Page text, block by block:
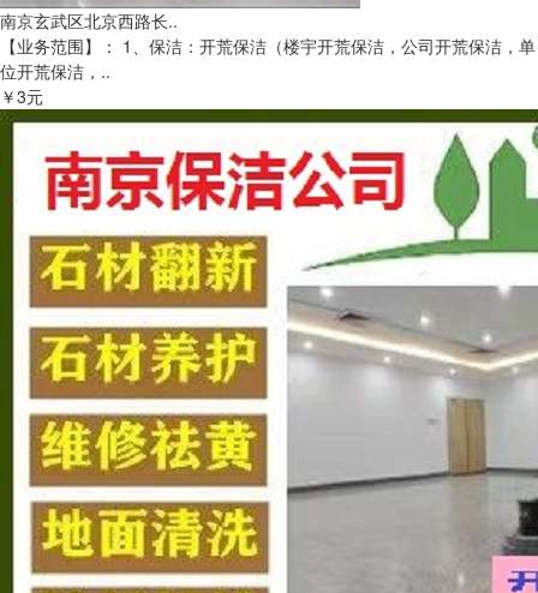
南京玄武区北京西路长..
【业务范围】： 1、保洁：开荒保洁（楼宇开荒保洁，公司开荒保洁，单
位开荒保洁，..
￥3元